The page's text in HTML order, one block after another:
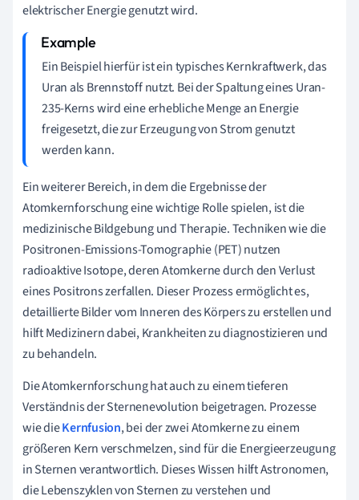
elektrischer Energie genutzt wird.
Ein Beispiel hierfür ist ein typisches Kernkraftwerk, das
Uran als Brennstoff nutzt. Bei der Spaltung eines Uran-
235-Kerns wird eine erhebliche Menge an Energie
freigesetzt, die zur Erzeugung von Strom genutzt
werden kann.
Ein weiterer Bereich, in dem die Ergebnisse der
Atomkernforschung eine wichtige Rolle spielen, ist die
medizinische Bildgebung und Therapie. Techniken wie die
Positronen-Emissions-Tomographie (PET) nutzen
radioaktive Isotope, deren Atomkerne durch den Verlust
eines Positrons zerfallen. Dieser Prozess ermöglicht es,
detaillierte Bilder vom Inneren des Körpers zu erstellen und
hilft Medizinern dabei, Krankheiten zu diagnostizieren und
zu behandeln.
Die Atomkernforschung hat auch zu einem tieferen
Verständnis der Sternenevolution beigetragen. Prozesse
wie dieKernfusion, bei der zwei Atomkerne zu einem
größeren Kern verschmelzen, sind für die Energieerzeugung
in Sternen verantwortlich. Dieses Wissen hilft Astronomen,
die Lebenszyklen von Sternen zu verstehen und